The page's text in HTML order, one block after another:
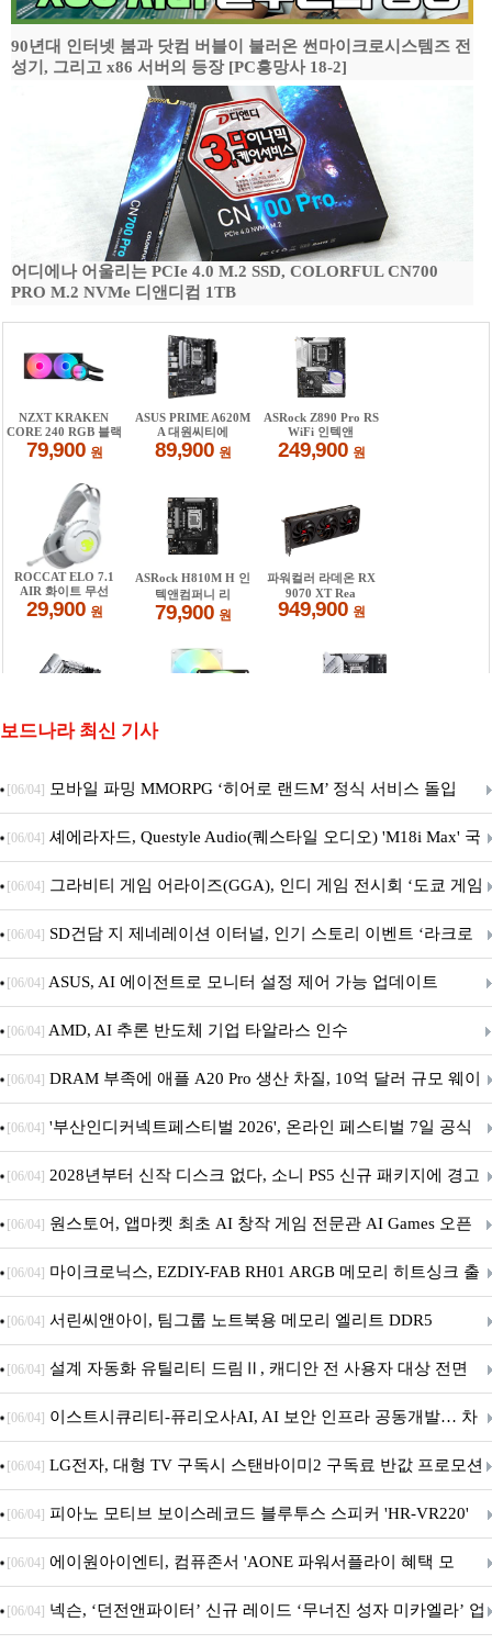
90년대 인터넷 붐과 닷컴 버블이 불러온 썬마이크로시스템즈 전
성기, 그리고 x86 서버의 등장 [PC흥망사 18-2]
어디에나 어울리는 PCIe 4.0 M.2 SSD, COLORFUL CN700
PRO M.2 NVMe 디앤디컴 1TB
보드나라 최신 기사
[06/04] 모바일 파밍 MMORPG ‘히어로 랜드M’ 정식 서비스 돌입
[06/04] 셰에라자드, Questyle Audio(퀘스타일 오디오) 'M18i Max' 국
내 정식 출시
[06/04] 그라비티 게임 어라이즈(GGA), 인디 게임 전시회 ‘도쿄 게임
던전 13’ 참가!
[06/04] SD건담 지 제네레이션 이터널, 인기 스토리 이벤트 ‘라크로
아의 용사’ 재개최 및 풍성한 기념 이벤트 실시!
[06/04] ASUS, AI 에이전트로 모니터 설정 제어 가능 업데이트
[06/04] AMD, AI 추론 반도체 기업 타알라스 인수
[06/04] DRAM 부족에 애플 A20 Pro 생산 차질, 10억 달러 규모 웨이
퍼 대기
[06/04] '부산인디커넥트페스티벌 2026', 온라인 페스티벌 7일 공식
개막... 22일간 진행
[06/04] 2028년부터 신작 디스크 없다, 소니 PS5 신규 패키지에 경고
문 추가
[06/04] 원스토어, 앱마켓 최초 AI 창작 게임 전문관 AI Games 오픈
[06/04] 마이크로닉스, EZDIY-FAB RH01 ARGB 메모리 히트싱크 출
시
[06/04] 서린씨앤아이, 팀그룹 노트북용 메모리 엘리트 DDR5
5600MHz 16GB 출시
[06/04] 설계 자동화 유틸리티 드림Ⅱ, 캐디안 전 사용자 대상 전면
무상 배포
[06/04] 이스트시큐리티-퓨리오사AI, AI 보안 인프라 공동개발… 차
세대 AI 보안 플랫폼 구축
[06/04] LG전자, 대형 TV 구독시 스탠바이미2 구독료 반값 프로모션
[06/04] 피아노 모티브 보이스레코드 블루투스 스피커 'HR-VR220'
출시
[06/04] 에이원아이엔티, 컴퓨존서 'AONE 파워서플라이 혜택 모
음.ZIP' 이벤트 진행
[06/04] 넥슨, ‘던전앤파이터’ 신규 레이드 ‘무너진 성자 미카엘라’ 업